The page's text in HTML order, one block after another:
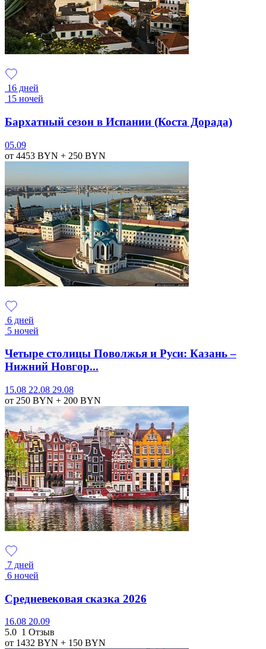
16 дней
15 ночей
Бархатный сезон в Испании (Коста Дорада)
05.09
от 4453 BYN + 250 BYN
6 дней
5 ночей
Четыре столицы Поволжья и Руси: Казань –
Нижний Новгор...
15.08 22.08 29.08
от 250 BYN + 200 BYN
7 дней
6 ночей
Средневековая сказка 2026
16.08 20.09
5.0 1 Отзыв
от 1432 BYN + 150 BYN